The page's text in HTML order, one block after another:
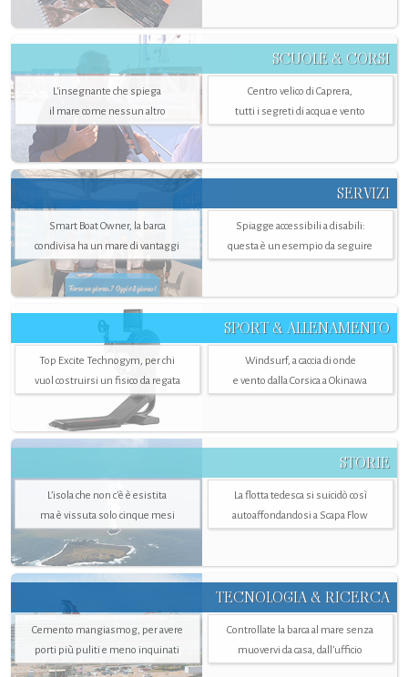
SCUOLE & CORSI
L'insegnante che spiega
il mare come nessun altro
Centro velico di Caprera,
tutti i segreti di acqua e vento
SERVIZI
Smart Boat Owner, la barca
condivisa ha un mare di vantaggi
Spiagge accessibili a disabili:
questa è un esempio da seguire
SPORT & ALLENAMENTO
Top Excite Technogym, per chi
vuol costruirsi un fisico da regata
Windsurf, a caccia di onde
e vento dalla Corsica a Okinawa
STORIE
L’isola che non c'è è esistita
ma è vissuta solo cinque mesi
La flotta tedesca si suicidò così
autoaffondandosi a Scapa Flow
TECNOLOGIA & RICERCA
Cemento mangiasmog, per avere
porti più puliti e meno inquinati
Controllate la barca al mare senza
muovervi da casa, dall’ufficio